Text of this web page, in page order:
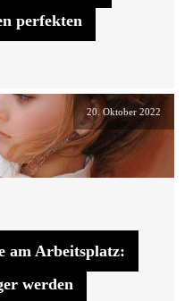
perfekten
20. Oktober 2022
am Arbeitsplatz:
werden